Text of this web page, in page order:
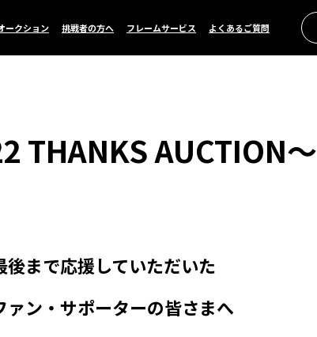
ークション 挑戦者の方へ フレームサービス よくあるご質問
THANKS AUCTION～
後まで応援していただいた
ァン・サポーターの皆さまへ